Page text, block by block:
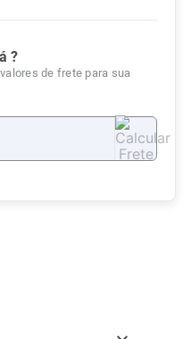
?
de frete para sua